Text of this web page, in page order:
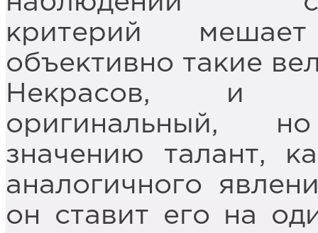
критерий
объективно такие
Некрасов, и
оригинальный,
значению талант,
аналогичного
он ставит его на